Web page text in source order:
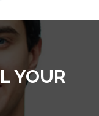
YOUR